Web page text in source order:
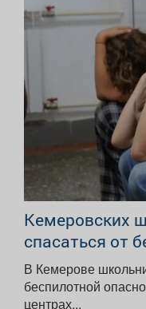
Кемеровских
спасаться от
В Кемерове
беспилотной
центрах...